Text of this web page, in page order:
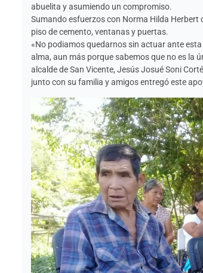
abuelita y asumiendo un compromiso.
Sumando esfuerzos con Norma Hilda
piso de cemento, ventanas y puertas.
«No podiamos quedarnos sin actuar ante
alma, aun más porque sabemos que no es la
alcalde de San Vicente, Jesús Josué Soni
junto con su familia y amigos entregó este